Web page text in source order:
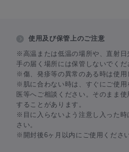
使用及び保管上のご注意
※高温または低温の場所や、直射
手の届く場所には保管しないでくだ
※傷、発疹等の異常のある時は使用
※肌に合わない時は、すぐにご使
医等へご相談ください。そのまま
することがあります。
※目に入らないよう注意し入った
さい。
※開封後6ヶ月以内にご使用ください